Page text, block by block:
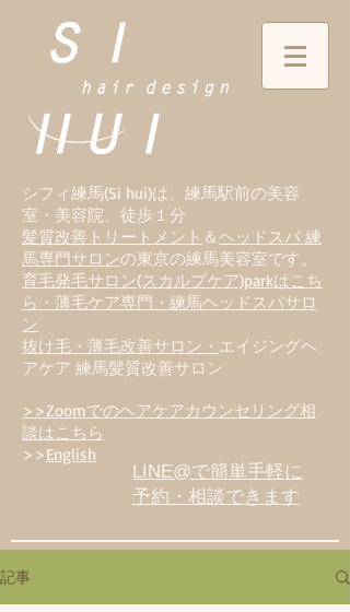
シフィ練馬(Si hui)は、 練馬駅前の美容
室・美容院、徒歩１分
髪質改善トリートメント ＆ヘッドスパ 練
馬専門サロンの東京の練馬美容室です。
育毛発毛サロン(スカルプケア)parkはこち
ら・薄毛ケア専門・練馬ヘッドスパサロ
ン
抜け毛・薄毛改善サロン・ エイジングヘ
アケア 練馬髪質改善サロン
>>Zoomでのヘアケアカウンセリング相
談はこちら
>>English
LINE@で簡単手軽に
予約・相談できます
記事